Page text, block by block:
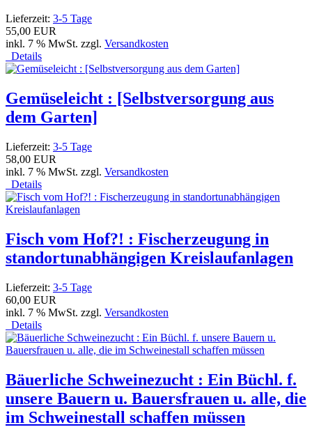
Lieferzeit: 3-5 Tage
55,00 EUR
inkl. 7 % MwSt. zzgl. Versandkosten
Details
Gemüseleicht : [Selbstversorgung aus
dem Garten]
Lieferzeit: 3-5 Tage
58,00 EUR
inkl. 7 % MwSt. zzgl. Versandkosten
Details
Fisch vom Hof?! : Fischerzeugung in
standortunabhängigen Kreislaufanlagen
Lieferzeit: 3-5 Tage
60,00 EUR
inkl. 7 % MwSt. zzgl. Versandkosten
Details
Bäuerliche Schweinezucht : Ein Büchl. f.
unsere Bauern u. Bauersfrauen u. alle, die
im Schweinestall schaffen müssen